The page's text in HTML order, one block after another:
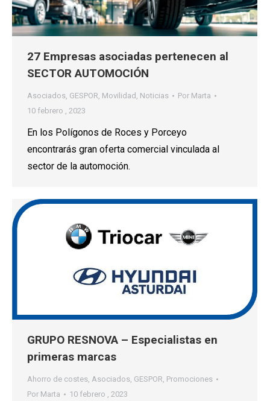
27 Empresas asociadas pertenecen al
SECTOR AUTOMOCIÓN
Asociados, GESPOR, Movilidad , Noticias Por Marta
10 febrero , 2023
En los Polígonos de Roces y Porceyo
encontrarás gran oferta comercial vinculada al
sector de la automoción.
GRUPO RESNOVA – Especialistas en
primeras marcas
Ahorro de costes, Asociados, GESPOR, Promociones
Por Marta 10 febrero , 2023